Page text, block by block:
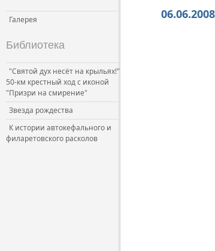
Галерея
Библиотека
"Святой дух несёт на крыльях!"
50-км крестный ход с иконой
"Призри на смирение"
Звезда рождества
К истории автокефального и
филаретовского расколов